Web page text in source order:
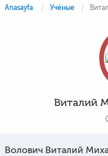
Yarışmalar
Anasayfa Учёные
Виталий
Волович Виталий